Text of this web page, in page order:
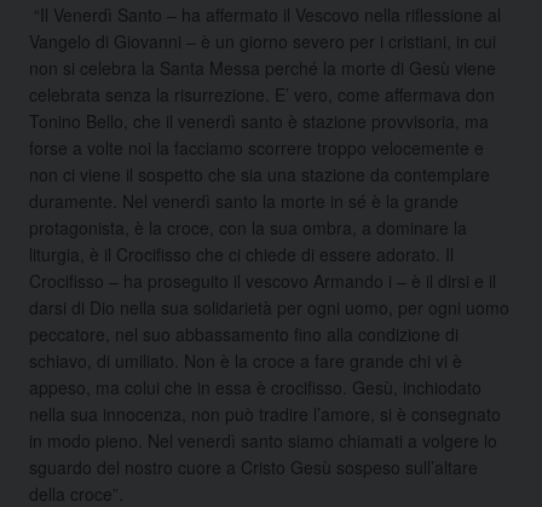
“Il Venerdì Santo – ha affermato il Vescovo nella riflessione al
Vangelo di Giovanni – è un giorno severo per i cristiani, in cui
non si celebra la Santa Messa perché la morte di Gesù viene
celebrata senza la risurrezione. E’ vero, come affermava don
Tonino Bello, che il venerdì santo è stazione provvisoria, ma
forse a volte noi la facciamo scorrere troppo velocemente e
non ci viene il sospetto che sia una stazione da contemplare
duramente. Nel venerdì santo la morte in sé è la grande
protagonista, è la croce, con la sua ombra, a dominare la
liturgia, è il Crocifisso che ci chiede di essere adorato. Il
Crocifisso – ha proseguito il vescovo Armando i – è il dirsi e il
darsi di Dio nella sua solidarietà per ogni uomo, per ogni uomo
peccatore, nel suo abbassamento fino alla condizione di
schiavo, di umiliato. Non è la croce a fare grande chi vi è
appeso, ma colui che in essa è crocifisso. Gesù, inchiodato
nella sua innocenza, non può tradire l’amore, si è consegnato
in modo pieno. Nel venerdì santo siamo chiamati a volgere lo
sguardo del nostro cuore a Cristo Gesù sospeso sull’altare
della croce”.